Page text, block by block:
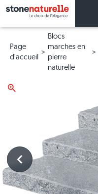
Page
d'accueil
Blocs
marches en
pierre
naturelle